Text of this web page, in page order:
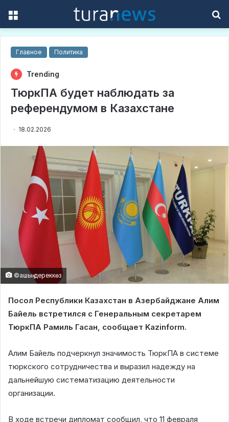
Главное Политика
Trending
ТюркПА будет наблюдать за
референдумом в Казахстане
18.02.2026
©ашық дереккөз
Посол Республики Казахстан в Азербайджане Алим
Байель встретился с Генеральным секретарем
ТюркПА Рамиль Гасан, сообщает Kazinform.
Алим Байель подчеркнул значимость ТюркПА в системе
тюркского сотрудничества и выразил надежду на
дальнейшую систематизацию деятельности
организации.
В ходе встречи дипломат сообщил, что 11 февраля